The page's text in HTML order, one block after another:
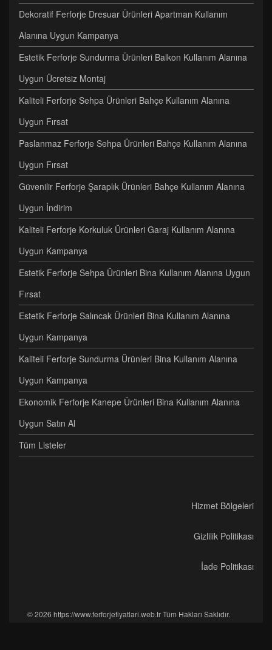
Dekoratif Ferforje Dresuar Ürünleri Apartman Kullanım
Alanına Uygun Kampanya
Estetik Ferforje Sundurma Ürünleri Balkon Kullanım Alanına
Uygun Ücretsiz Montaj
Kaliteli Ferforje Sehpa Ürünleri Bahçe Kullanım Alanına
Uygun Fırsat
Paslanmaz Ferforje Sehpa Ürünleri Bahçe Kullanım Alanına
Uygun Fırsat
Güvenilir Ferforje Şaraplık Ürünleri Bahçe Kullanım Alanına
Uygun İndirim
Kaliteli Ferforje Korkuluk Ürünleri Garaj Kullanım Alanına
Uygun Kampanya
Estetik Ferforje Sehpa Ürünleri Bina Kullanım Alanına Uygun
Fırsat
Estetik Ferforje Salıncak Ürünleri Bina Kullanım Alanına
Uygun Kampanya
Kaliteli Ferforje Sundurma Ürünleri Bina Kullanım Alanına
Uygun Kampanya
Ekonomik Ferforje Kanepe Ürünleri Bina Kullanım Alanına
Uygun Satın Al
Tüm Listeler
Hizmet Bölgeleri
Gizlilik Politikası
İade Politikası
© 2026 https://www.ferforjefiyatlari.web.tr Tüm Hakları Saklıdır.